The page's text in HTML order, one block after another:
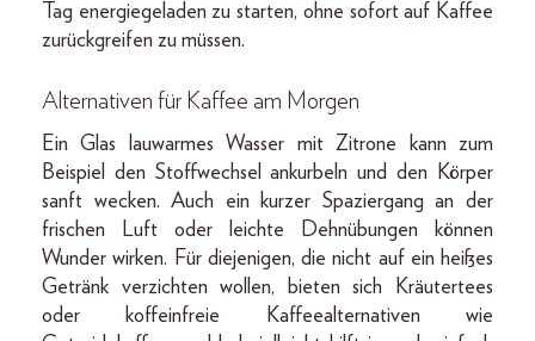
Tag energiegeladen zu starten, ohne sofort auf Kaffee
zurückgreifen zu müssen.
Alternativen für Kaffee am Morgen
Ein Glas lauwarmes Wasser mit Zitrone kann zum
Beispiel den Stoffwechsel ankurbeln und den Körper
sanft wecken. Auch ein kurzer Spaziergang an der
frischen Luft oder leichte Dehnübungen können
Wunder wirken. Für diejenigen, die nicht auf ein heißes
Getränk verzichten wollen, bieten sich Kräutertees
oder koffeinfreie Kaffeealternativen wie